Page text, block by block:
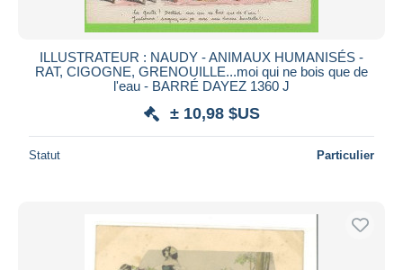
ILLUSTRATEUR : NAUDY - ANIMAUX HUMANISÉS -
RAT, CIGOGNE, GRENOUILLE...moi qui ne bois que de
l'eau - BARRÉ DAYEZ 1360 J
± 10,98 $US
Statut Particulier